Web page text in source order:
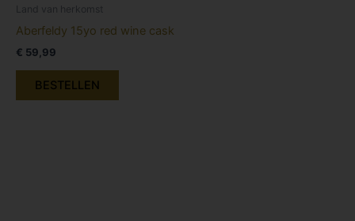
Land van herkomst
Aberfeldy 15yo red wine cask
€ 59,99
BESTELLEN